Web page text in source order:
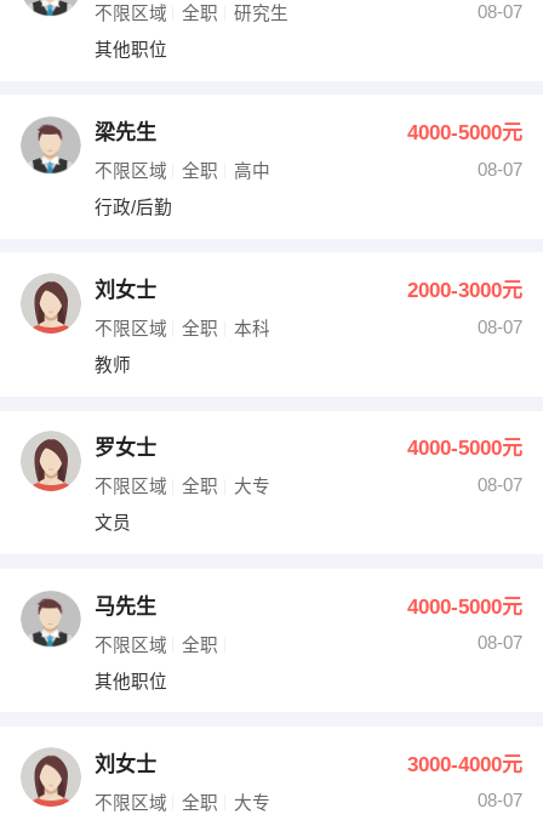
不限区域 全职 研究生
08-07
其他职位
梁先生 4000-5000元
不限区域 全职 高中
08-07
行政/后勤
刘女士 2000-3000元
不限区域 全职 本科
08-07
教师
罗女士 4000-5000元
不限区域 全职 大专
08-07
文员
马先生 4000-5000元
不限区域 全职
08-07
其他职位
刘女士 3000-4000元
不限区域 全职 大专
08-07